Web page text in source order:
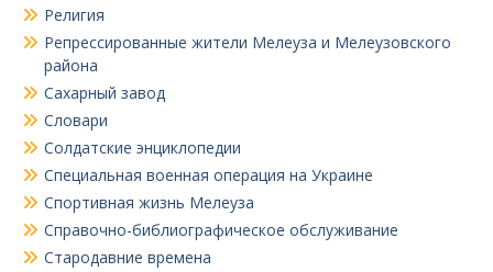
Религия
Репрессированные жители Мелеуза и Мелеузовского
района
Сахарный завод
Словари
Солдатские энциклопедии
Специальная военная операция на Украине
Спортивная жизнь Мелеуза
Справочно-библиографическое обслуживание
Стародавние времена